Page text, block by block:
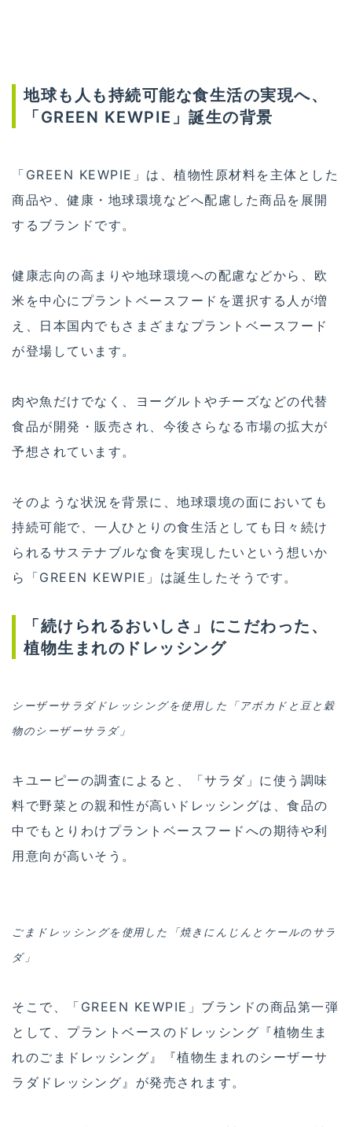
地球も人も持続可能な食生活の実現へ、
「GREEN KEWPIE」誕生の背景
「GREEN KEWPIE」は、植物性原材料を主体とした
商品や、健康・地球環境などへ配慮した商品を展開
するブランドです。
健康志向の高まりや地球環境への配慮などから、欧
米を中心にプラントベースフードを選択する人が増
え、日本国内でもさまざまなプラントベースフード
が登場しています。
肉や魚だけでなく、ヨーグルトやチーズなどの代替
食品が開発・販売され、今後さらなる市場の拡大が
予想されています。
そのような状況を背景に、地球環境の面においても
持続可能で、一人ひとりの食生活としても日々続け
られるサステナブルな食を実現したいという想いか
ら「GREEN KEWPIE」は誕生したそうです。
「続けられるおいしさ」にこだわった、
植物生まれのドレッシング
シーザーサラダドレッシングを使用した「アボカドと豆と穀
物のシーザーサラダ」
キユーピーの調査によると、「サラダ」に使う調味
料で野菜との親和性が高いドレッシングは、食品の
中でもとりわけプラントベースフードへの期待や利
用意向が高いそう。
ごまドレッシングを使用した「焼きにんじんとケールのサラ
ダ」
そこで、「GREEN KEWPIE」ブランドの商品第一弾
として、プラントベースのドレッシング『植物生ま
れのごまドレッシング』『植物生まれのシーザーサ
ラダドレッシング』が発売されます。